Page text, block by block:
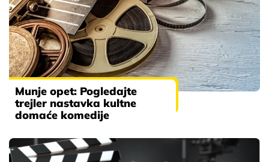
Munje opet: Pogledajte
trejler nastavka kultne
domaće komedije